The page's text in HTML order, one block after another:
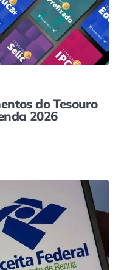
do Tesouro
2026